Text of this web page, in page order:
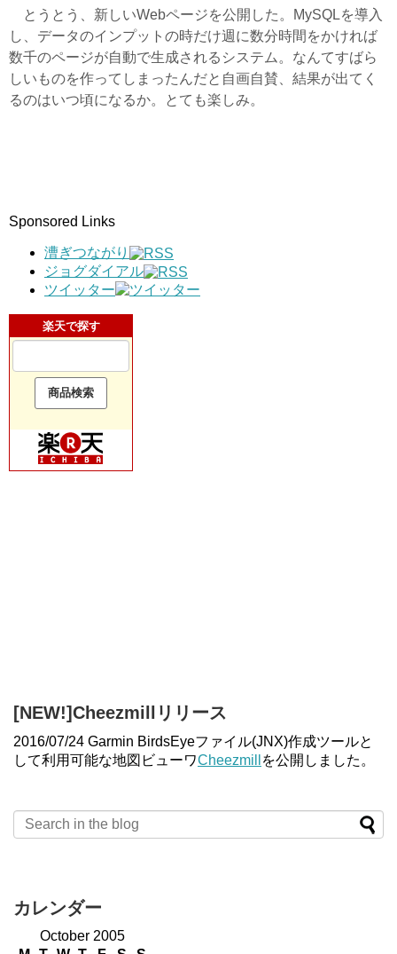
とうとう、新しいWebページを公開した。MySQLを導入
し、データのインプットの時だけ週に数分時間をかければ
数千のページが自動で生成されるシステム。なんてすばら
しいものを作ってしまったんだと自画自賛、結果が出てく
るのはいつ頃になるか。とても楽しみ。
Sponsored Links
漕ぎつながり
ジョグダイアル
ツイッター
楽天で探す
[NEW!]Cheezmillリリース
2016/07/24 Garmin BirdsEyeファイル(JNX)作成ツールと
して利用可能な地図ビューワCheezmill を公開しました。
カレンダー
October 2005